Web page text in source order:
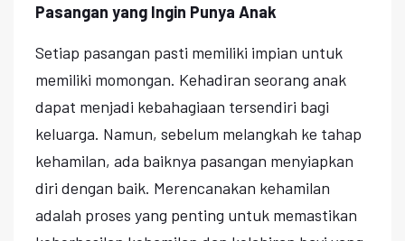
Pasangan yang Ingin Punya Anak
Setiap pasangan pasti memiliki impian untuk
memiliki momongan. Kehadiran seorang anak
dapat menjadi kebahagiaan tersendiri bagi
keluarga. Namun, sebelum melangkah ke tahap
kehamilan, ada baiknya pasangan menyiapkan
diri dengan baik. Merencanakan kehamilan
adalah proses yang penting untuk memastikan